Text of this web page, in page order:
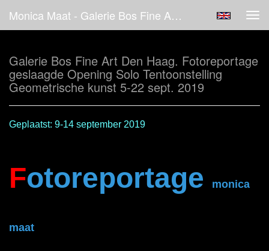
Monica Maat - Galerie Bos Fine Art Den Haag. Fotoreportage Geslaagde Opening Solo Tentoonstelling Geometrische Kunst 5-22 Sept. 2019
Galerie Bos Fine Art Den Haag. Fotoreportage
geslaagde Opening Solo Tentoonstelling
Geometrische kunst 5-22 sept. 2019
Geplaatst: 9-14 september 2019
Fotoreportage monica
maat